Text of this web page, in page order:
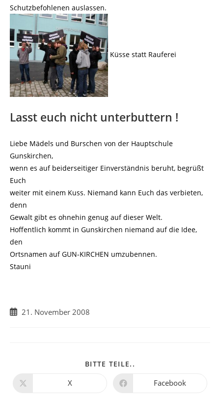
Schutzbefohlenen auslassen.
Küsse statt Rauferei
Lasst euch nicht unterbuttern !
Liebe Mädels und Burschen von der Hauptschule
Gunskirchen,
wenn es auf beiderseitiger Einverständnis beruht, begrüßt
Euch
weiter mit einem Kuss. Niemand kann Euch das verbieten,
denn
Gewalt gibt es ohnehin genug auf dieser Welt.
Hoffentlich kommt in Gunskirchen niemand auf die Idee,
den
Ortsnamen auf GUN-KIRCHEN umzubennen.
Stauni
Beitrag21. November 2008
BITTE TEILE..
Öffnet
X Öffnet
Facebook